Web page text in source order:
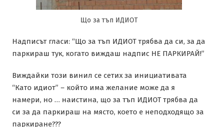
Що за тъп ИДИОТ
Надписът гласи: “Що за тъп ИДИОТ трябва да си, за да
паркираш тук, когато виждаш надпис НЕ ПАРКИРАЙ!”
Виждайки този винил се сетих за инициативата
“Като идиот” – който има желание може да я
намери, но … наистина, що за тъп ИДИОТ трябва да
си за да паркираш на място, което е неподходящо за
паркиране???